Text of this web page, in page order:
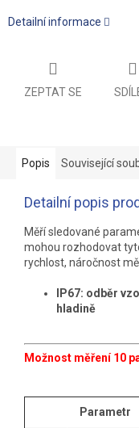
Detailní informace
ZEPTAT SE
Popis Související
Detailní popis
Měří sledované
mohou rozhodovat
rychlost, náročnost
IP67: odběr
hladině
Možnost měření 10
Parametr